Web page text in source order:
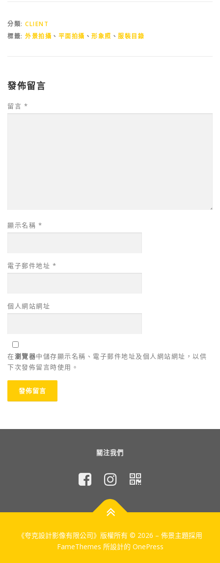
分類: CLIENT
標籤: 外景拍攝 、 平面拍攝 、 形象照 、 服裝目錄
發佈留言
留言 *
顯示名稱 *
電子郵件地址 *
個人網站網址
在瀏覽器中儲存顯示名稱、電子郵件地址及個人網站網址，以供
下次發佈留言時使用。
關注我們
《夸克設計影像有限公司》版權所有 © 2026 – 佈景主題採用
FameThemes 所設計的 OnePress